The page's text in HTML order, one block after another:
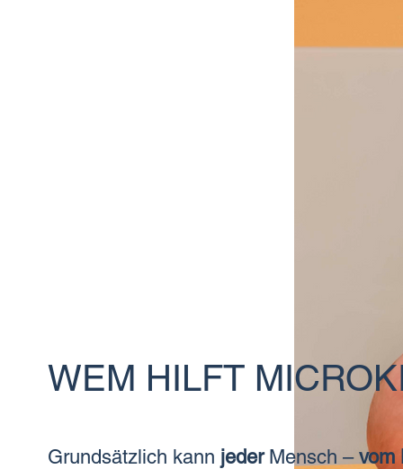
WEM HILFT
Grundsätzlich kann jeder Mensch – vom